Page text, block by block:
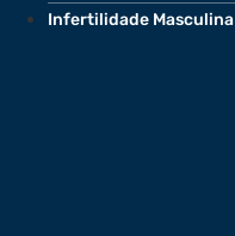
Infertilidade Masculina